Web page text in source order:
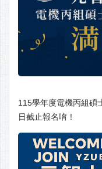
115學年度電機丙組碩
日截止報名唷！